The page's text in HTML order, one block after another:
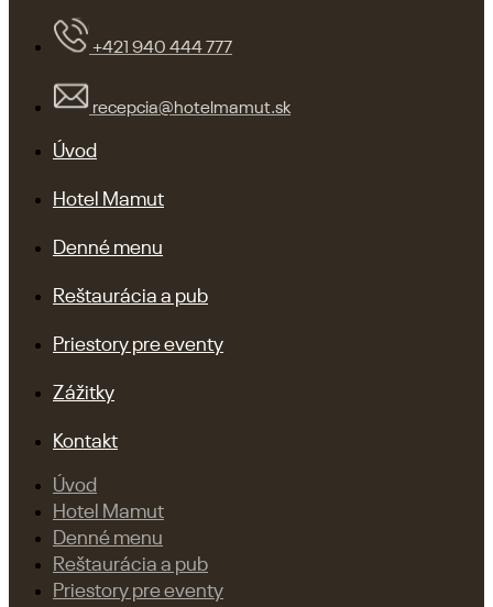
+421 940 444 777
recepcia@hotelmamut.sk
Úvod
Hotel Mamut
Denné menu
Reštaurácia a pub
Priestory pre eventy
Zážitky
Kontakt
Úvod
Hotel Mamut
Denné menu
Reštaurácia a pub
Priestory pre eventy